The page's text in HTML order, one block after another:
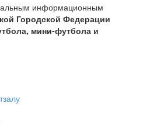
информационным
Городской Федерации
мини-футбола и